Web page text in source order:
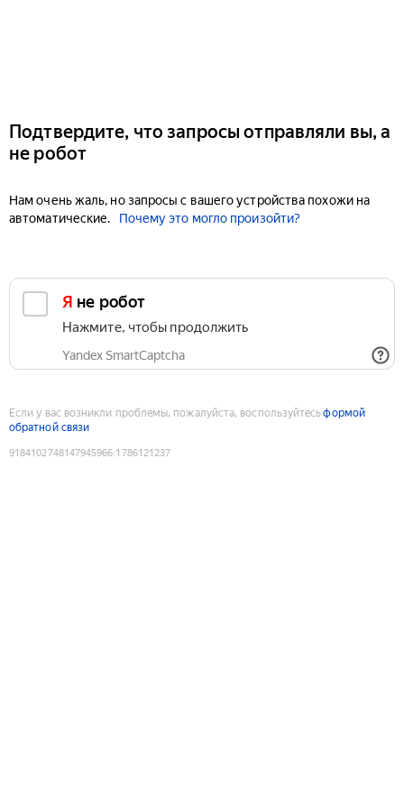
Подтвердите, что запросы отправляли вы, а
не робот
Нам очень жаль, но запросы с вашего устройства похожи на
автоматические.
Почему это могло произойти?
Я не робот
Нажмите, чтобы продолжить
Yandex SmartCaptcha
Если у вас возникли проблемы, пожалуйста, воспользуйтесьформой
обратной связи
9184102748147945966:1786121237